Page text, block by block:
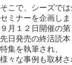
そこで、シーズで
セミナーを企画しま
９月１２日開催の
先日発売の終活読
特集を執筆され、
様々な事例も取材